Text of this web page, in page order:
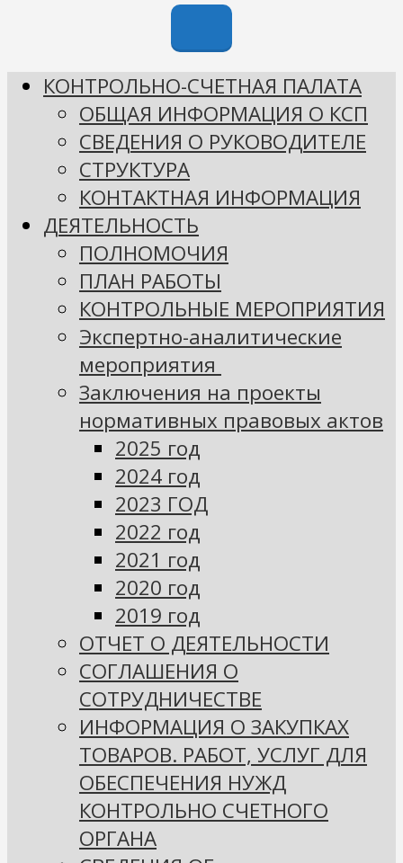
КОНТРОЛЬНО-СЧЕТНАЯ ПАЛАТА
ОБЩАЯ ИНФОРМАЦИЯ О КСП
СВЕДЕНИЯ О РУКОВОДИТЕЛЕ
СТРУКТУРА
КОНТАКТНАЯ ИНФОРМАЦИЯ
ДЕЯТЕЛЬНОСТЬ
ПОЛНОМОЧИЯ
ПЛАН РАБОТЫ
КОНТРОЛЬНЫЕ МЕРОПРИЯТИЯ
Экспертно-аналитические
мероприятия
Заключения на проекты
нормативных правовых актов
2025 год
2024 год
2023 ГОД
2022 год
2021 год
2020 год
2019 год
ОТЧЕТ О ДЕЯТЕЛЬНОСТИ
СОГЛАШЕНИЯ О
СОТРУДНИЧЕСТВЕ
ИНФОРМАЦИЯ О ЗАКУПКАХ
ТОВАРОВ. РАБОТ, УСЛУГ ДЛЯ
ОБЕСПЕЧЕНИЯ НУЖД
КОНТРОЛЬНО СЧЕТНОГО
ОРГАНА